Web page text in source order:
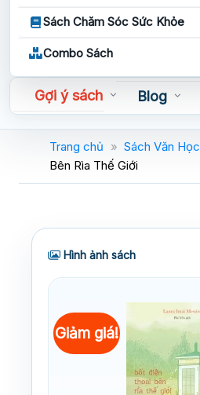
Sách Chăm Sóc Sức Khỏe
Combo Sách
Gợi ý sách Blog
Sách nói
Trang chủ » Sách Văn Học
Bên Rìa Thế Giới
Hình ảnh sách
Giảm giá!